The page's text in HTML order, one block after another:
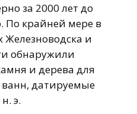
за 2000 лет до
По крайней мере в
и
обнаружили
и дерева для
датируемые
э.